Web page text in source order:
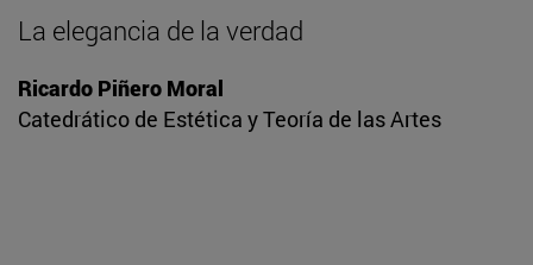
La elegancia de la verdad
Ricardo Piñero Moral
Catedrático de Estética y Teoría de las Artes